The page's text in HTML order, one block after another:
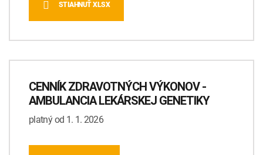
STIAHNUŤ XLSX
CENNÍK ZDRAVOTNÝCH VÝKONOV -
AMBULANCIA LEKÁRSKEJ GENETIKY
platný od 1. 1. 2026